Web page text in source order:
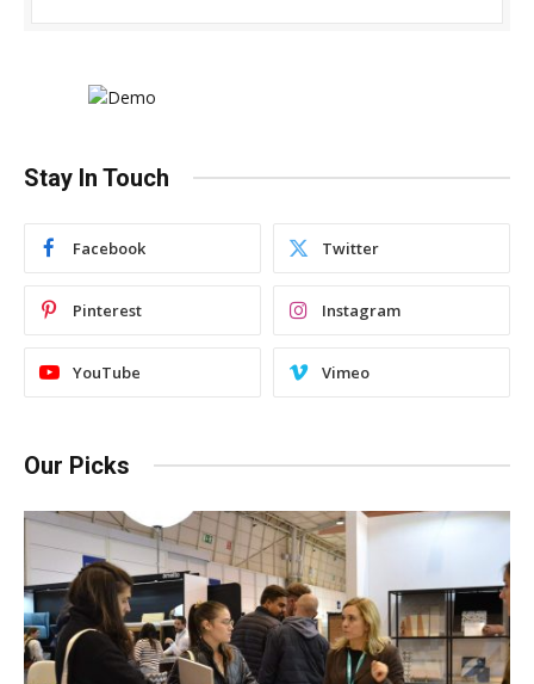
Stay In Touch
Facebook Twitter
Pinterest Instagram
YouTube Vimeo
Our Picks